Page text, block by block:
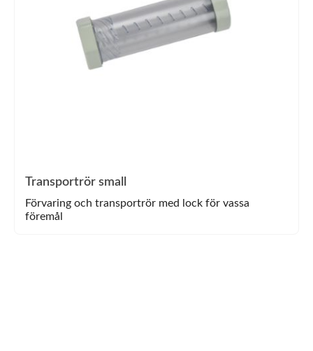
Transportrör small
Förvaring och transportrör med lock för vassa
föremål